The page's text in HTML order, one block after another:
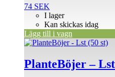
74 SEK
I lager
Kan skickas idag
Lägg till i vagn
PlanteBöjer –